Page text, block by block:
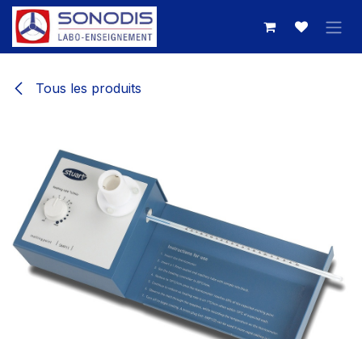
Se rendre au contenu
Tous les produits